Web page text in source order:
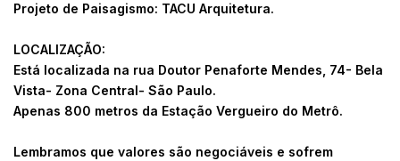
Projeto de Paisagismo: TACU Arquitetura.
LOCALIZAÇÃO:
Está localizada na rua Doutor Penaforte Mendes, 74- Bela
Vista- Zona Central- São Paulo.
Apenas 800 metros da Estação Vergueiro do Metrô.
Lembramos que valores são negociáveis e sofrem